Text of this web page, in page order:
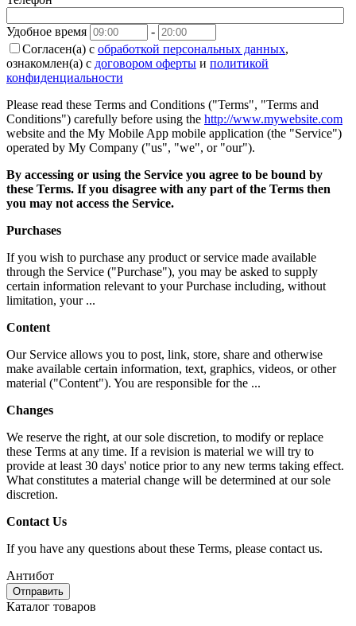
Удобное время
-
Согласен(а) с обработкой персональных данных,
ознакомлен(а) с договором оферты и политикой
конфиденциальности
Please read these Terms and Conditions ("Terms", "Terms and
Conditions") carefully before using the http://www.mywebsite.com
website and the My Mobile App mobile application (the "Service")
operated by My Company ("us", "we", or "our").
By accessing or using the Service you agree to be bound by
these Terms. If you disagree with any part of the Terms then
you may not access the Service.
Purchases
If you wish to purchase any product or service made available
through the Service ("Purchase"), you may be asked to supply
certain information relevant to your Purchase including, without
limitation, your ...
Content
Our Service allows you to post, link, store, share and otherwise
make available certain information, text, graphics, videos, or other
material ("Content"). You are responsible for the ...
Changes
We reserve the right, at our sole discretion, to modify or replace
these Terms at any time. If a revision is material we will try to
provide at least 30 days' notice prior to any new terms taking effect.
What constitutes a material change will be determined at our sole
discretion.
Contact Us
If you have any questions about these Terms, please contact us.
Антибот
Отправить
Каталог товаров